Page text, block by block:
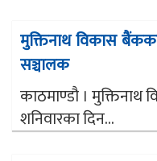
मुक्तिनाथ विकास
सञ्चालक
काठमाण्डौ ।
शनिवारका दिन...